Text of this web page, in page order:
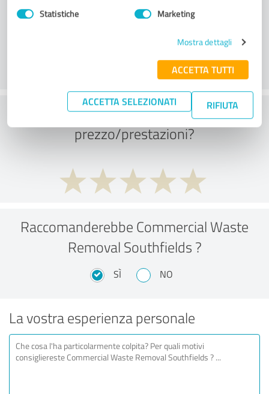
Statistiche Marketing
Mostra dettagli
ACCETTA TUTTI
ACCETTA SELEZIONATI RIFIUTA
Servizio clienti
Cosa ne pensate del rapporto
prezzo/prestazioni?
Raccomanderebbe Commercial Waste
Removal Southfields ?
SÌ NO
La vostra esperienza personale